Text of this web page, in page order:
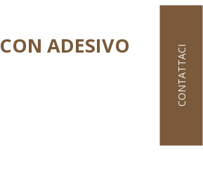
ADESIVO CONTATTACI